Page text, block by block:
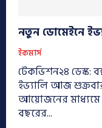
নতুন ডোমেইনে
ইকমার্স
টেকভিশন২৪ ডেস্ক:
ইভ্যালি আজ
আয়োজনের মাধ্যমে
বছরের...